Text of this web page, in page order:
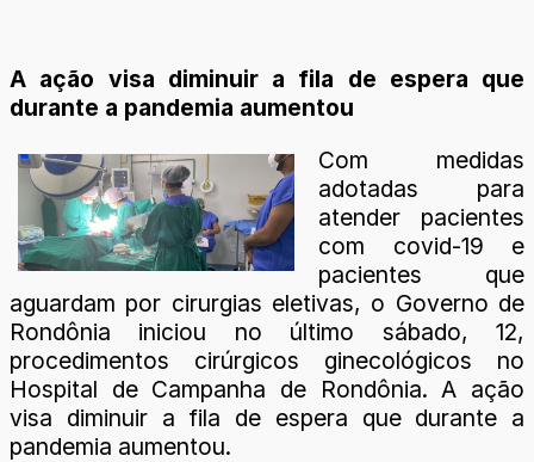
A ação visa diminuir a fila de espera que
durante a pandemia aumentou
Com medidas
adotadas para
atender pacientes
com covid-19 e
pacientes que
aguardam por cirurgias eletivas, o Governo de
Rondônia iniciou no último sábado, 12,
procedimentos cirúrgicos ginecológicos no
Hospital de Campanha de Rondônia. A ação
visa diminuir a fila de espera que durante a
pandemia aumentou.